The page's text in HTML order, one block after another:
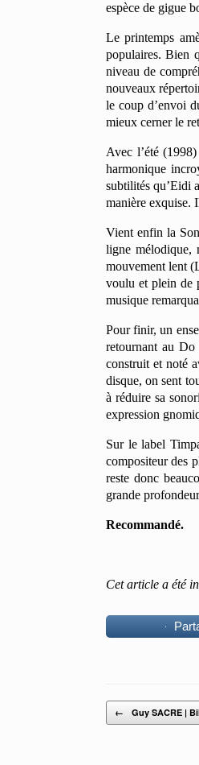
espèce de gigue
Le printemps
populaires. Bien
niveau de
nouveaux
le coup d’envoi
mieux cerner le
Avec l’été
harmonique
subtilités qu’Eidi
manière exquise.
Vient enfin la
ligne mélodique,
mouvement lent
voulu et plein de
musique
Pour finir, un
retournant au
construit et noté
disque, on sent
à réduire sa
expression
Sur le label
compositeur des
reste donc
grande
Recommandé.
Cet article a été
Post navigation
← Guy SACRE |